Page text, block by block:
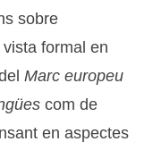
sobre
formal en
Marc europeu
com de
en aspectes